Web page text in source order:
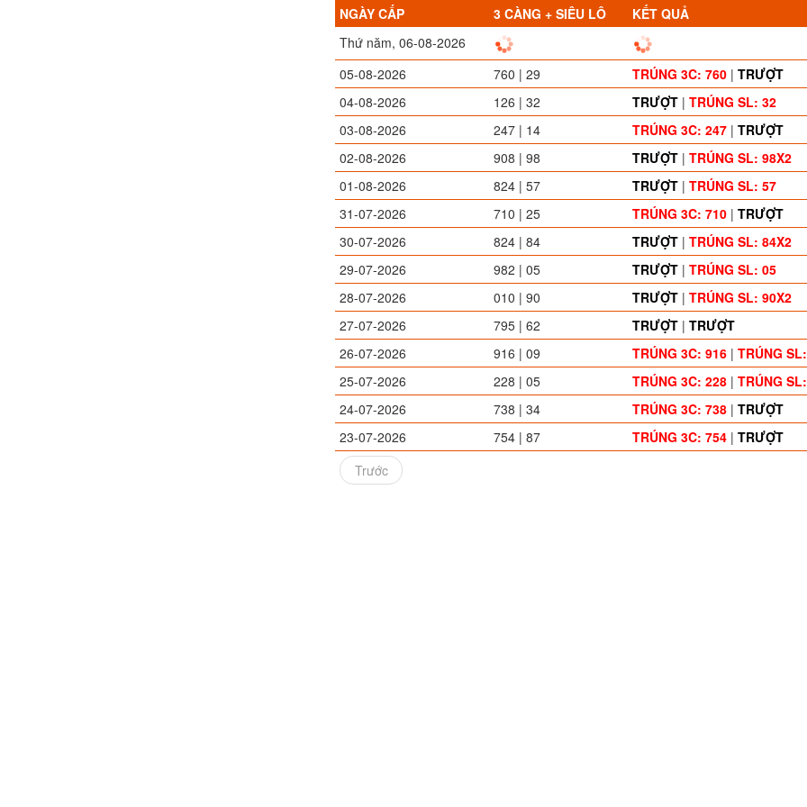
NGÀY CẤP 3 CÀNG + SIÊU LÔ
KẾT QUẢ
Thứ năm, 06-08-2026
05-08-2026
760 | 29 TRÚNG 3C: 760 | TRƯỢT
04-08-2026
126 | 32 TRƯỢT | TRÚNG SL: 32
03-08-2026
247 | 14 TRÚNG 3C: 247 | TRƯỢT
02-08-2026
908 | 98 TRƯỢT | TRÚNG SL: 98X2
01-08-2026
824 | 57 TRƯỢT | TRÚNG SL: 57
31-07-2026
710 | 25 TRÚNG 3C: 710 | TRƯỢT
30-07-2026
824 | 84 TRƯỢT | TRÚNG SL: 84X2
29-07-2026
982 | 05 TRƯỢT | TRÚNG SL: 05
28-07-2026
010 | 90 TRƯỢT | TRÚNG SL: 90X2
27-07-2026
795 | 62 TRƯỢT | TRƯỢT
26-07-2026
916 | 09 TRÚNG 3C: 916 | TRÚNG
25-07-2026
228 | 05 TRÚNG 3C: 228 | TRÚNG
24-07-2026
738 | 34 TRÚNG 3C: 738 | TRƯỢT
23-07-2026
754 | 87 TRÚNG 3C: 754 | TRƯỢT
Trước